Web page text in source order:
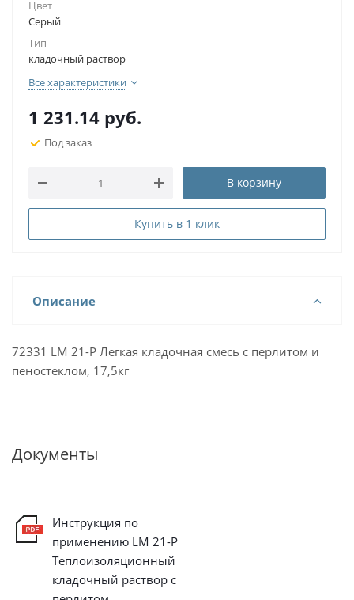
Цвет
Серый
Тип
кладочный раствор
Все характеристики
1 231.14 руб.
Под заказ
В корзину
Купить в 1 клик
Описание
72331 LM 21-P Легкая кладочная смесь с перлитом и
пеностеклом, 17,5кг
Документы
Инструкция по
применению LM 21-P
Теплоизоляционный
кладочный раствор с